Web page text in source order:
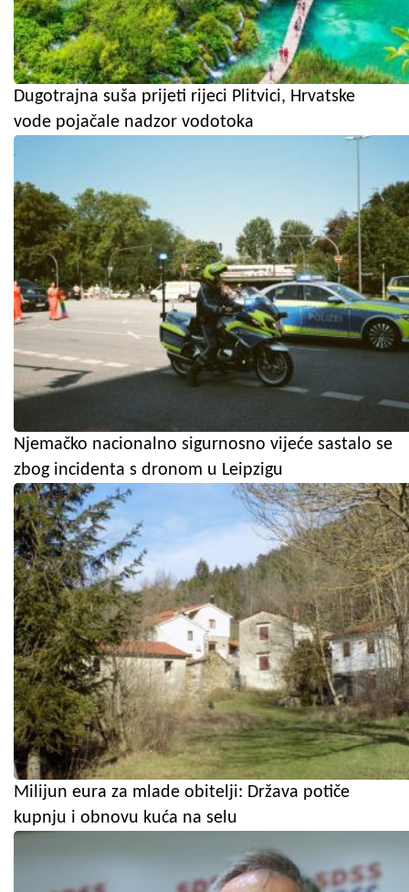
Dugotrajna suša prijeti rijeci Plitvici, Hrvatske
vode pojačale nadzor vodotoka
Njemačko nacionalno sigurnosno vijeće sastalo se
zbog incidenta s dronom u Leipzigu
Milijun eura za mlade obitelji: Država potiče
kupnju i obnovu kuća na selu